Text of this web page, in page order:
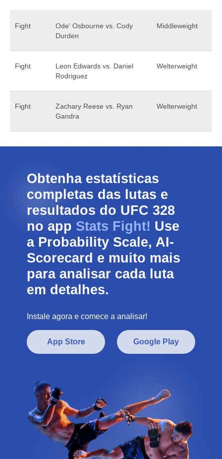
Fight
Ode' Osbourne vs. Cody
Durden
Middleweight
Fight
Leon Edwards vs. Daniel
Rodriguez
Welterweight
Fight
Zachary Reese vs. Ryan
Gandra
Welterweight
Obtenha estatísticas
completas das lutas e
resultados do UFC 328
no app Stats Fight! Use
a Probability Scale, AI-
Scorecard e muito mais
para analisar cada luta
em detalhes.
Instale agora e comece a analisar!
Google Play
App Store